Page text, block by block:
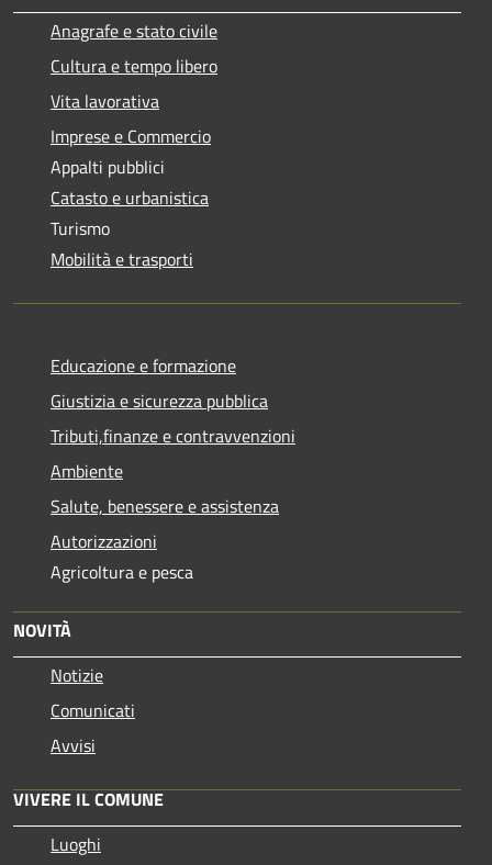
Anagrafe e stato civile
Cultura e tempo libero
Vita lavorativa
Imprese e Commercio
Appalti pubblici
Catasto e urbanistica
Turismo
Mobilità e trasporti
Educazione e formazione
Giustizia e sicurezza pubblica
Tributi,finanze e contravvenzioni
Ambiente
Salute, benessere e assistenza
Autorizzazioni
Agricoltura e pesca
NOVITÀ
Notizie
Comunicati
Avvisi
VIVERE IL COMUNE
Luoghi